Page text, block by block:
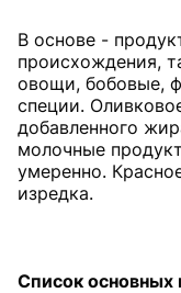
В основе -
происхождения,
овощи, бобовые,
специи.
добавленного
молочные
умеренно.
изредка.
Список основных